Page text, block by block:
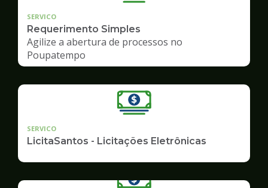
SERVICO
Requerimento Simples
Agilize a abertura de processos no
Poupatempo
SERVICO
LicitaSantos - Licitações Eletrônicas